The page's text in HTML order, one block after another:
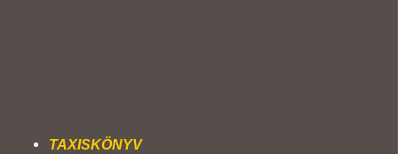
TAXISKÖNYV